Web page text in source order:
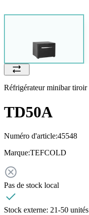
Réfrigérateur minibar tiroir
TD50A
Numéro d'article:45548
Marque:TEFCOLD
Pas de stock local
Stock externe: 21-50 unités